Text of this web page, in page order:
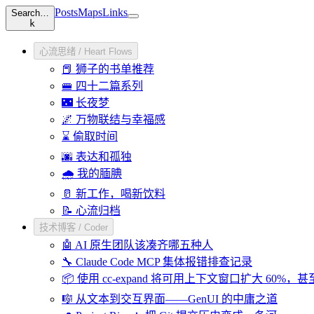
Search…
k
PostsMapsLinks
心流思绪 / Heart Flows
📕 狮子的书单推荐
🚝 四十二篇系列
🌃 长夜梦
🌌 万物联结与幸福感
⌛ 偷取时间
🌆 表达和孤独
🌧️ 我的腼腆
🥛 新工作，喝新饮料
📝 心流归档
技术博客 / Coder
🤖 AI 原生团队该凑齐哪五种人
🔧 Claude Code MCP 集体报错排查记录
📦 使用 cc-expand 将可用上下文窗口扩大 60%，甚
🎼 从文本到交互界面——GenUI 的中庸之道